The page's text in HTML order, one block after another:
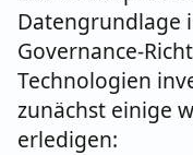
Datengrundlage
Governance-
Technologien
zunächst einige
erledigen: